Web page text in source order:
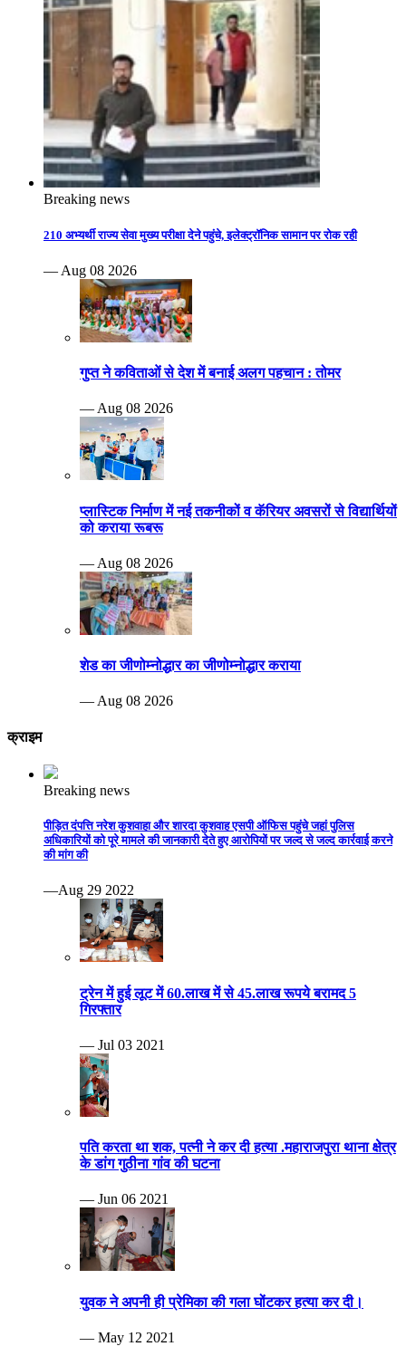
Breaking news
210 अभ्यर्थी राज्य सेवा मुख्य परीक्षा देने पहुंचे, इलेक्ट्रॉनिक सामान पर रोक रही
— Aug 08 2026
गुप्त ने कविताओं से देश में बनाई अलग पहचान : तोमर
— Aug 08 2026
प्लास्टिक निर्माण में नई तकनीकों व कॅरियर अवसरों से विद्यार्थियों
को कराया रूबरू
— Aug 08 2026
शेड का जीणोम्नोद्धार का जीणोम्नोद्धार कराया
— Aug 08 2026
क्राइम
Breaking news
पीड़ित दंपत्ति नरेश कुशवाहा और शारदा कुशवाह एसपी ऑफिस पहुंचे जहां पुलिस
अधिकारियों को पूरे मामले की जानकारी देते हुए आरोपियों पर जल्द से जल्द कार्रवाई करने
की मांग की
—Aug 29 2022
ट्रेन में हुई लूट में 60.लाख में से 45.लाख रूपये बरामद 5
गिरफ्तार
— Jul 03 2021
पति करता था शक, पत्नी ने कर दी हत्या .महाराजपुरा थाना क्षेत्र
के डांग गुठीना गांव की घटना
— Jun 06 2021
युवक ने अपनी ही प्रेमिका की गला घोंटकर हत्या कर दी।
— May 12 2021